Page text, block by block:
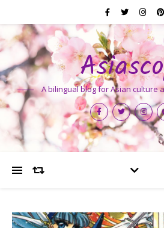
A bilingual blog for Asian culture